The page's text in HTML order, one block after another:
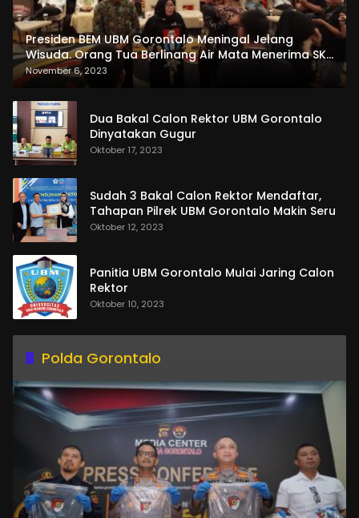
Presiden BEM UBM Gorontalo Meningal Jelang
Wisuda. Orang Tua Berlinang Air Mata Menerima SKL
dan Pemasangan Salempang
November 6, 2023
Dua Bakal Calon Rektor UBM Gorontalo
Dinyatakan Gugur
Oktober 17, 2023
Sudah 3 Bakal Calon Rektor Mendaftar,
Tahapan Pilrek UBM Gorontalo Makin Seru
Oktober 12, 2023
Panitia UBM Gorontalo Mulai Jaring Calon
Rektor
Oktober 10, 2023
Polda Gorontalo